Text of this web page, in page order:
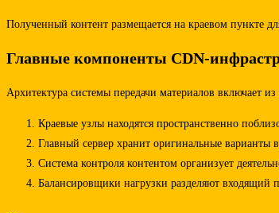
Полученный контент размещается на краевом пункте
Главные компоненты CDN-
Архитектура системы передачи материалов включает
Краевые узлы находятся пространственно
Главный сервер хранит оригинальные варианты
Система контроля контентом организует
Балансировщики нагрузки разделяют входящий